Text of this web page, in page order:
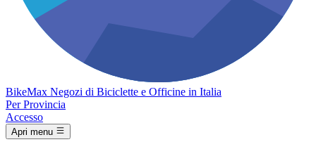
BikeMax Negozi di Biciclette e Officine in Italia
Per Provincia
Accesso
Apri menu